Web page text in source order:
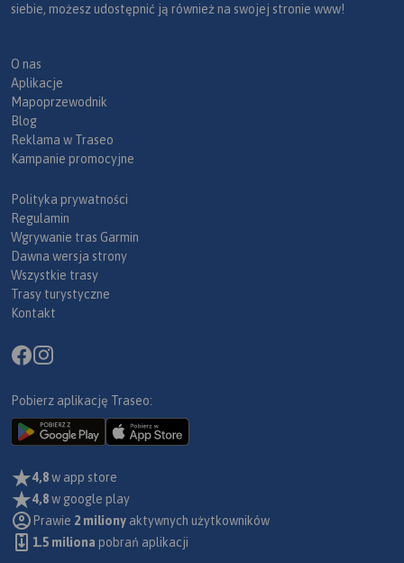
siebie, możesz udostępnić ją również na swojej stronie www!
O nas
Aplikacje
Mapoprzewodnik
Blog
Reklama w Traseo
Kampanie promocyjne
Polityka prywatności
Regulamin
Wgrywanie tras Garmin
Dawna wersja strony
Wszystkie trasy
Trasy turystyczne
Kontakt
Pobierz aplikację Traseo:
4,8w app store
4,8w google play
Prawie 2 miliony aktywnych użytkowników
1.5 miliona pobrań aplikacji